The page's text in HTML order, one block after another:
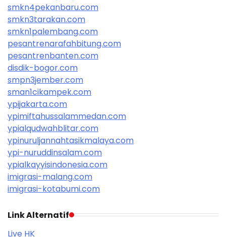
smkn4pekanbaru.com
smkn3tarakan.com
smkn1palembang.com
pesantrenarafahbitung.com
pesantrenbanten.com
disdik-bogor.com
smpn3jember.com
sman1cikampek.com
ypijakarta.com
ypimiftahussalammedan.com
ypialqudwahblitar.com
ypinuruljannahtasikmalaya.com
ypi-nuruddinsalam.com
ypialkayyisindonesia.com
imigrasi-malang.com
imigrasi-kotabumi.com
Link Alternatif
Live HK